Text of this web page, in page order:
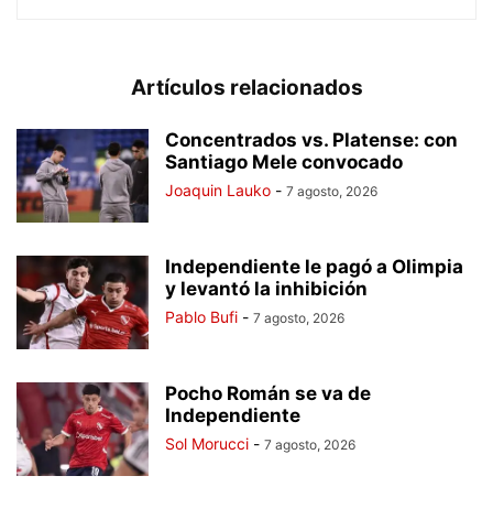
Artículos relacionados
Concentrados vs. Platense: con
Santiago Mele convocado
Joaquin Lauko - 7 agosto, 2026
Independiente le pagó a Olimpia
y levantó la inhibición
Pablo Bufi - 7 agosto, 2026
Pocho Román se va de
Independiente
Sol Morucci - 7 agosto, 2026